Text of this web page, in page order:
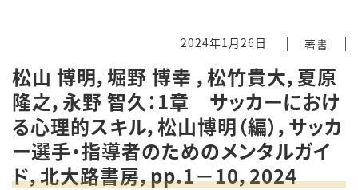
2024年1月26日 著書
松山 博明，堀野 博幸 ，松竹貴大，夏原
隆之，永野 智久：1章 サッカーにおけ
る心理的スキル，松山博明（編），サッカ
ー選手・指導者のためのメンタルガイ
ド，北大路書房，pp.1－10，2024